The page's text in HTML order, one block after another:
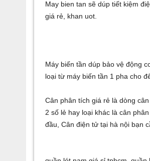
May bien tan sẽ dúp tiết kiệm
giá rẻ, khan uot.
Máy biến tần dúp bảo vệ động
loại từ máy biến tần 1 pha cho
Cân phân tích giá rẻ là dòng
2 số lẻ hay loại khác làcân
đầu,Cân điện tử tại hà nội bạn